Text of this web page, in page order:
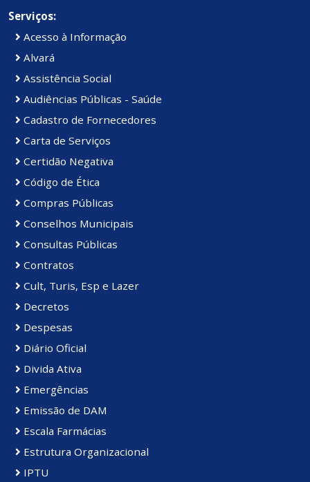
Serviços:
Acesso à Informação
Alvará
Assistência Social
Audiências Públicas - Saúde
Cadastro de Fornecedores
Carta de Serviços
Certidão Negativa
Código de Ética
Compras Públicas
Conselhos Municipais
Consultas Públicas
Contratos
Cult, Turis, Esp e Lazer
Decretos
Despesas
Diário Oficial
Divida Ativa
Emergências
Emissão de DAM
Escala Farmácias
Estrutura Organizacional
IPTU